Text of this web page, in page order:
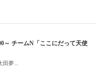
～ チームN「ここにだって天使
夢...